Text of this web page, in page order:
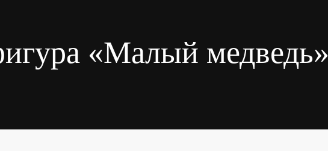
«Малый медведь»